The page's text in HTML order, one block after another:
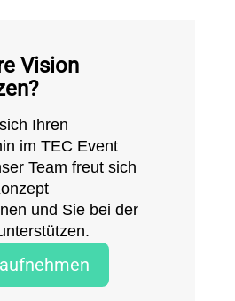
Vision
Ihren
im TEC Event
Team freut sich
und Sie bei der